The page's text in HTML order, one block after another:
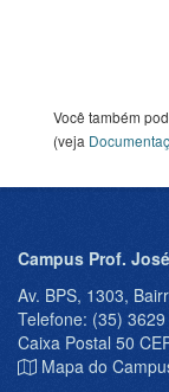
Você também
(veja
Campus Prof.
Av. BPS, 1303,
Telefone: (35)
Caixa Postal 50
Mapa do